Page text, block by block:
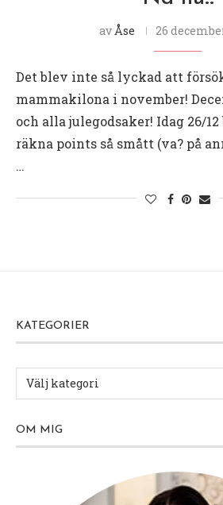
av Åse 26
Det blev inte så lyckad att
mammakilona i november!
och alla julegodsaker! Idag 26/
räkna points så smått (va? på
…
KATEGORIER
OM MIG